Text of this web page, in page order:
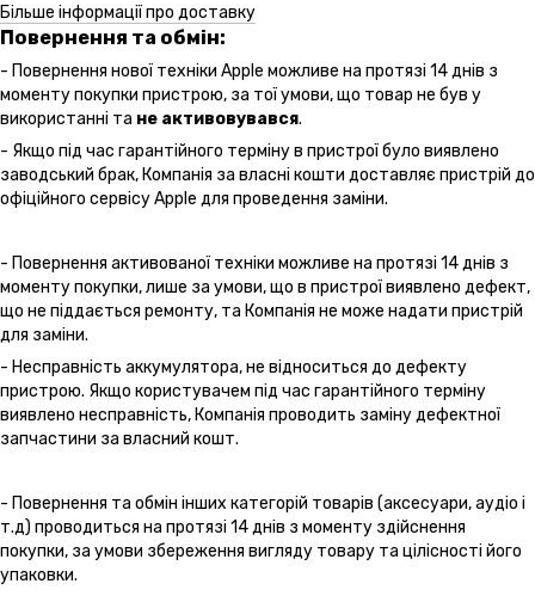
Більше інформації про доставку
Повернення та обмін:
- Повернення нової техніки Apple можливе на протязі 14 днів з
моменту покупки пристрою, за тої умови, що товар не був у
використанні та не активовувався.
- Якщо під час гарантійного терміну в пристрої було виявлено
заводський брак, Компанія за власні кошти доставляє пристрій до
офіційного сервісу Apple для проведення заміни.
- Повернення активованої техніки можливе на протязі 14 днів з
моменту покупки, лише за умови, що в пристрої виявлено дефект,
що не піддається ремонту, та Компанія не може надати пристрій
для заміни.
- Несправність аккумулятора, не відноситься до дефекту
пристрою. Якщо користувачем під час гарантійного терміну
виявлено несправність, Компанія проводить заміну дефектної
запчастини за власний кошт.
- Повернення та обмін інших категорій товарів (аксесуари, аудіо і
т.д) проводиться на протязі 14 днів з моменту здійснення
покупки, за умови збереження вигляду товару та цілісності його
упаковки.